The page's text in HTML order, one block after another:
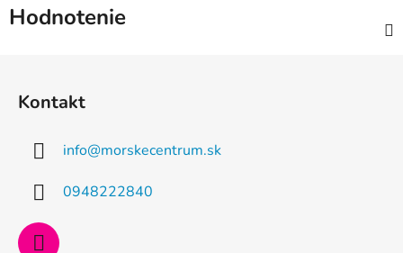
Hodnotenie
Kontakt
info@morskecentrum.sk
0948222840